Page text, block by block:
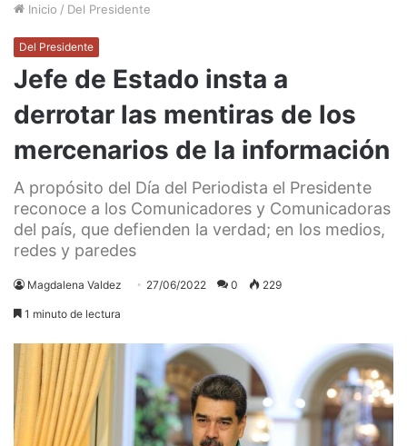
Inicio / Del Presidente
Del Presidente
Jefe de Estado insta a
derrotar las mentiras de los
mercenarios de la información
A propósito del Día del Periodista el Presidente
reconoce a los Comunicadores y Comunicadoras
del país, que defienden la verdad; en los medios,
redes y paredes
Magdalena Valdez 27/06/2022 0 229
1 minuto de lectura